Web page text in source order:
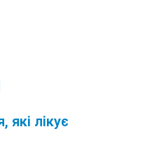
які лікує